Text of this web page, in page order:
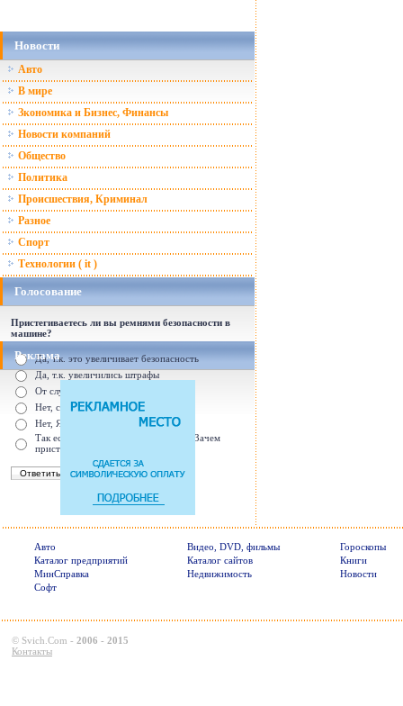
Новости
Авто
В мире
Зкономика и Бизнес, Финансы
Новости компаний
Общество
Политика
Происшествия, Криминал
Разное
Спорт
Технологии ( it )
Голосование
Пристегиваетесь ли вы ремнями безопасности в
машине?
Да, т.к. это увеличивает безопасность
Да, т.к. увеличились штрафы
От случая к случаю...
Нет, с ремнем не удобно
Нет, Я уверен в себе
Так есть же подушки безопасности! Зачем
пристегива
Реклама
Авто Видео, DVD, фильмы
Гороскопы
Каталог предприятий
Каталог сайтов
Книги
МинСправка
Недвижимость
Новости
Софт
© Svich.Com - 2006 - 2015
Контакты